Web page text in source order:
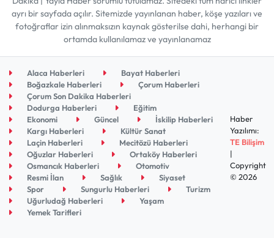
ayrı bir sayfada açılır. Sitemizde yayınlanan haber, köşe yazıları ve
fotoğraflar izin alınmaksızın kaynak gösterilse dahi, herhangi bir
ortamda kullanılamaz ve yayınlanamaz
Alaca Haberleri
Bayat Haberleri
Boğazkale Haberleri
Çorum Haberleri
Çorum Son Dakika Haberleri
Dodurga Haberleri
Eğitim
Ekonomi
Güncel
İskilip Haberleri
Kargı Haberleri
Kültür Sanat
Laçin Haberleri
Mecitözü Haberleri
Oğuzlar Haberleri
Ortaköy Haberleri
Osmancık Haberleri
Otomotiv
Resmi İlan
Sağlık
Siyaset
Spor
Sungurlu Haberleri
Turizm
Uğurludağ Haberleri
Yaşam
Yemek Tarifleri
Haber
Yazılımı:
TE Bilişim
|
Copyright
© 2026